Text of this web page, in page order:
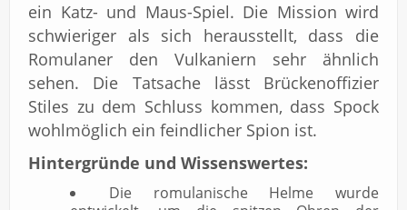
ein Katz- und Maus-Spiel. Die Mission wird
schwieriger als sich herausstellt, dass die
Romulaner den Vulkaniern sehr ähnlich
sehen. Die Tatsache lässt Brückenoffizier
Stiles zu dem Schluss kommen, dass Spock
wohlmöglich ein feindlicher Spion ist.
Hintergründe und Wissenswertes:
Die romulanische Helme wurde